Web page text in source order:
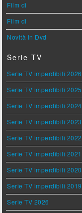
Film di
Film di
Novità in Dvd
Serie TV
Serie TV imperdibili 2026
Serie TV imperdibili 2025
Serie TV imperdibili 2024
Serie TV imperdibili 2023
Serie TV imperdibili 2022
Serie TV imperdibili 2021
Serie TV imperdibili 2020
Serie TV imperdibili 2019
Serie TV 2026